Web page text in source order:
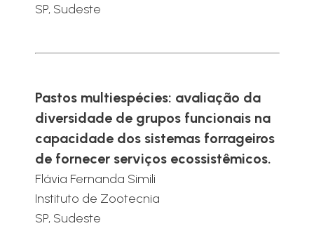
SP, Sudeste
Pastos multiespécies: avaliação da
diversidade de grupos funcionais na
capacidade dos sistemas forrageiros
de fornecer serviços ecossistêmicos.
Flávia Fernanda Simili
Instituto de Zootecnia
SP, Sudeste